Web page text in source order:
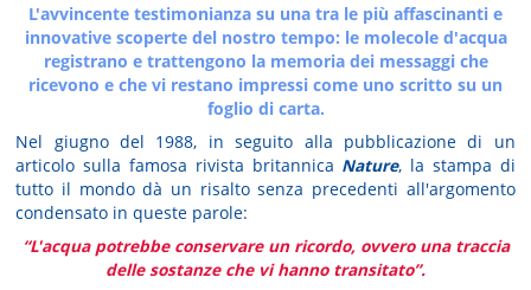
L'avvincente testimonianza su una tra le più affascinanti e
innovative scoperte del nostro tempo: le molecole d'acqua
registrano e trattengono la memoria dei messaggi che
ricevono e che vi restano impressi come uno scritto su un
foglio di carta.
Nel giugno del 1988, in seguito alla pubblicazione di un
articolo sulla famosa rivista britannica Nature, la stampa di
tutto il mondo dà un risalto senza precedenti all'argomento
condensato in queste parole:
“L'acqua potrebbe conservare un ricordo, ovvero una traccia
delle sostanze che vi hanno transitato”.